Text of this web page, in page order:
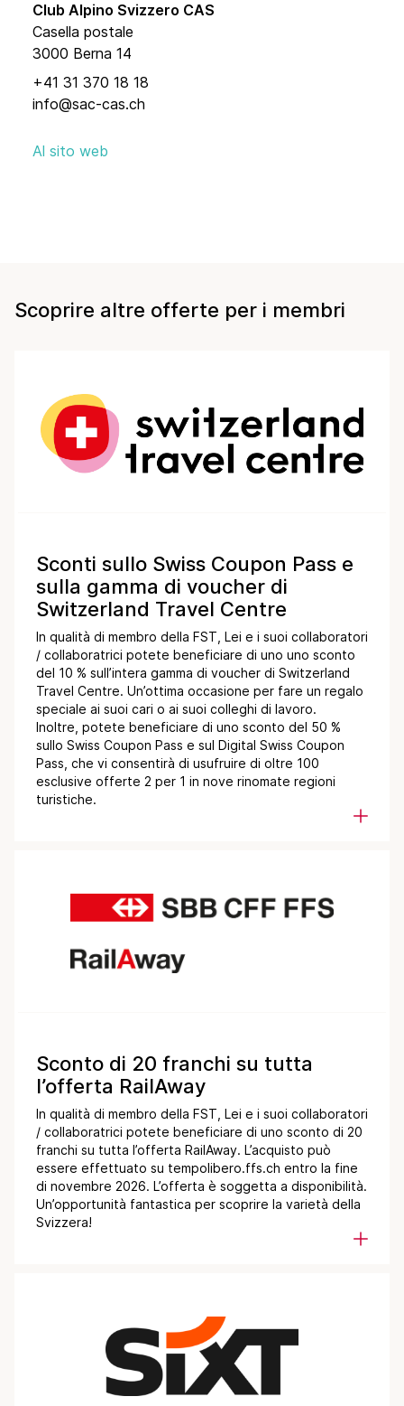
Club Alpino Svizzero CAS
Casella postale
3000 Berna 14
+41 31 370 18 18
info@sac-cas.ch
Al sito web
Scoprire altre offerte per i membri
Sconti sullo Swiss Coupon Pass e
sulla gamma di voucher di
Switzerland Travel Centre
In qualità di membro della FST, Lei e i suoi collaboratori
/ collaboratrici potete beneficiare di uno uno sconto
del 10 % sull’intera gamma di voucher di Switzerland
Travel Centre. Un’ottima occasione per fare un regalo
speciale ai suoi cari o ai suoi colleghi di lavoro.
Inoltre, potete beneficiare di uno sconto del 50 %
sullo Swiss Coupon Pass e sul Digital Swiss Coupon
Pass, che vi consentirà di usufruire di oltre 100
esclusive offerte 2 per 1 in nove rinomate regioni
turistiche.
Sconto di 20 franchi su tutta
l’offerta RailAway
In qualità di membro della FST, Lei e i suoi collaboratori
/ collaboratrici potete beneficiare di uno sconto di 20
franchi su tutta l’offerta RailAway. L’acquisto può
essere effettuato su tempolibero.ffs.ch entro la fine
di novembre 2026. L’offerta è soggetta a disponibilità.
Un’opportunità fantastica per scoprire la varietà della
Svizzera!